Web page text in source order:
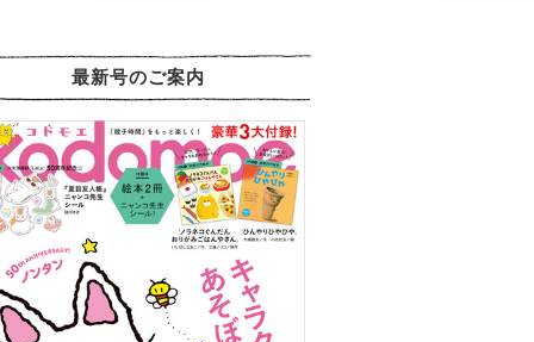
最新号のご案内